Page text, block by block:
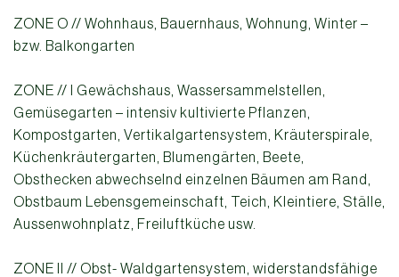
ZONE O // Wohnhaus, Bauernhaus, Wohnung, Winter –
bzw. Balkongarten
ZONE // I Gewächshaus, Wassersammelstellen,
Gemüsegarten – intensiv kultivierte Pflanzen,
Kompostgarten, Vertikalgartensystem, Kräuterspirale,
Küchenkräutergarten, Blumengärten, Beete,
Obsthecken abwechselnd einzelnen Bäumen am Rand,
Obstbaum Lebensgemeinschaft, Teich, Kleintiere, Ställe,
Aussenwohnplatz, Freiluftküche usw.
ZONE II // Obst- Waldgartensystem, widerstandsfähige